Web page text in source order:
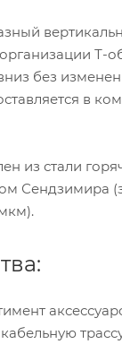
Т-
без
в
из стали
Сендзимира